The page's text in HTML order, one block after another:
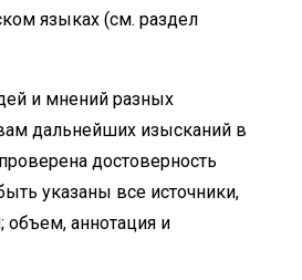
языках (см. раздел
и мнений разных
дальнейших изысканий в
достоверность
указаны все источники,
объем, аннотация и